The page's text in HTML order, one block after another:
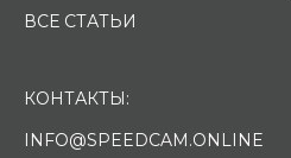
ВСЕ СТАТЬИ
КОНТАКТЫ:
INFO@SPEEDCAM.ONLINE